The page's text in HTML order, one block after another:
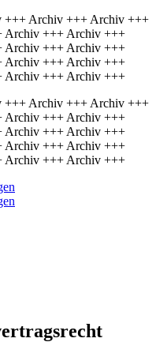
Archiv +++ Archiv +++
Archiv +++ Archiv +++
Archiv +++ Archiv +++
Archiv +++ Archiv +++
Archiv +++ Archiv +++
Archiv +++ Archiv +++
Archiv +++ Archiv +++
Archiv +++ Archiv +++
Archiv +++ Archiv +++
Archiv +++ Archiv +++